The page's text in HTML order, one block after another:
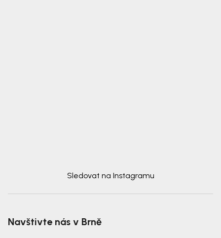
Sledovat na Instagramu
Navštivte nás v Brně